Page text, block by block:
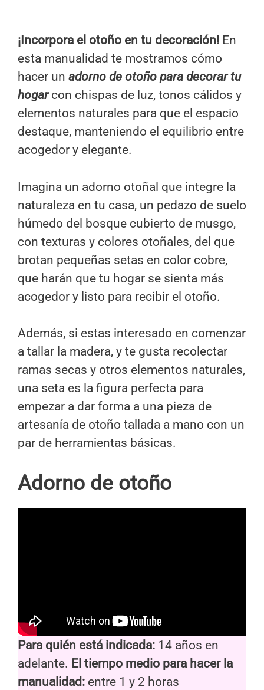
¡Incorpora el otoño en tu decoración! En
esta manualidad te mostramos cómo
hacer un adorno de otoño para decorar tu
hogarcon chispas de luz, tonos cálidos y
elementos naturales para que el espacio
destaque, manteniendo el equilibrio entre
acogedor y elegante.
Imagina un adorno otoñal que integre la
naturaleza en tu casa, un pedazo de suelo
húmedo del bosque cubierto de musgo,
con texturas y colores otoñales, del que
brotan pequeñas setas en color cobre,
que harán que tu hogar se sienta más
acogedor y listo para recibir el otoño.
Además, si estas interesado en comenzar
a tallar la madera, y te gusta recolectar
ramas secas y otros elementos naturales,
una seta es la figura perfecta para
empezar a dar forma a una pieza de
artesanía de otoño tallada a mano con un
par de herramientas básicas.
Adorno de otoño
Para quién está indicada: 14 años en
adelante. El tiempo medio para hacer la
manualidad: entre 1 y 2 horas